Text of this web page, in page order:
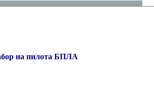
на пилота БПЛА